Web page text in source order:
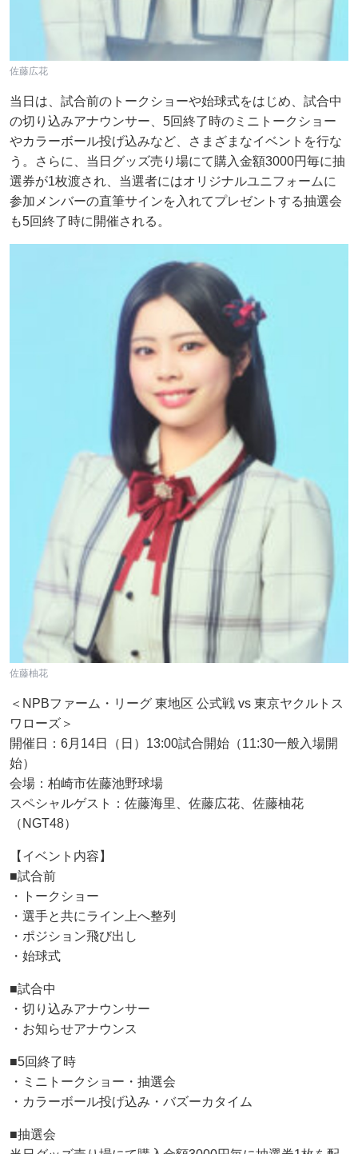
佐藤広花
当日は、試合前のトークショーや始球式をはじめ、試合中
の切り込みアナウンサー、5回終了時のミニトークショー
やカラーボール投げ込みなど、さまざまなイベントを行な
う。さらに、当日グッズ売り場にて購入金額3000円毎に抽
選券が1枚渡され、当選者にはオリジナルユニフォームに
参加メンバーの直筆サインを入れてプレゼントする抽選会
も5回終了時に開催される。
佐藤柚花
＜NPBファーム・リーグ 東地区 公式戦 vs 東京ヤクルトス
ワローズ＞
開催日：6月14日（日）13:00試合開始（11:30一般入場開
始）
会場：柏崎市佐藤池野球場
スペシャルゲスト：佐藤海里、佐藤広花、佐藤柚花
（NGT48）
【イベント内容】
■試合前
・トークショー
・選手と共にライン上へ整列
・ポジション飛び出し
・始球式
■試合中
・切り込みアナウンサー
・お知らせアナウンス
■5回終了時
・ミニトークショー・抽選会
・カラーボール投げ込み・バズーカタイム
■抽選会